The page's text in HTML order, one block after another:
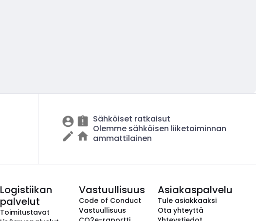
Sähköiset ratkaisut
Olemme sähköisen liiketoiminnan
ammattilainen
Logistiikan
palvelut
Toimitustavat
Vastuullisuus
Code of Conduct
Vastuullisuus
Asiakaspalvelu
Tule asiakkaaksi
Ota yhteyttä